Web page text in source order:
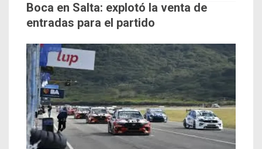
Boca en Salta: explotó la venta de
entradas para el partido